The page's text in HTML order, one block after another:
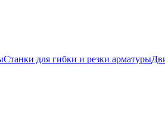
Станки для гибки и резки арматуры